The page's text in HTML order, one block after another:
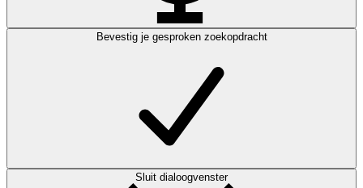
Bevestig je gesproken zoekopdracht
Sluit dialoogvenster